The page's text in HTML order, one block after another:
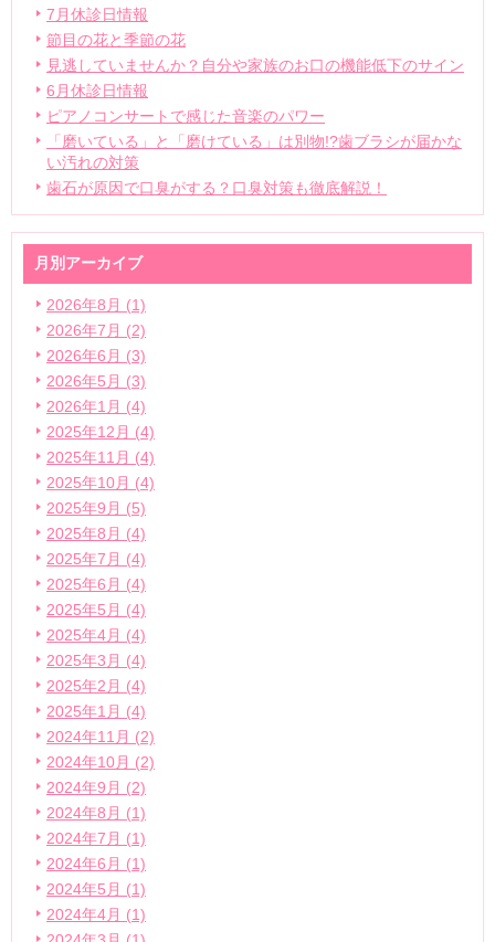
7月休診日情報
節目の花と季節の花
見逃していませんか？自分や家族のお口の機能低下のサイン
6月休診日情報
ピアノコンサートで感じた音楽のパワー
「磨いている」と「磨けている」は別物!?歯ブラシが届かな
い汚れの対策
歯石が原因で口臭がする？口臭対策も徹底解説！
月別アーカイブ
2026年8月 (1)
2026年7月 (2)
2026年6月 (3)
2026年5月 (3)
2026年1月 (4)
2025年12月 (4)
2025年11月 (4)
2025年10月 (4)
2025年9月 (5)
2025年8月 (4)
2025年7月 (4)
2025年6月 (4)
2025年5月 (4)
2025年4月 (4)
2025年3月 (4)
2025年2月 (4)
2025年1月 (4)
2024年11月 (2)
2024年10月 (2)
2024年9月 (2)
2024年8月 (1)
2024年7月 (1)
2024年6月 (1)
2024年5月 (1)
2024年4月 (1)